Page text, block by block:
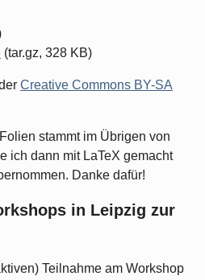
(tar.gz, 328 KB)
Creative Commons BY-SA
stammt im Übrigen von
ich dann mit LaTeX gemacht
Danke dafür!
in Leipzig zur
Teilnahme am Workshop